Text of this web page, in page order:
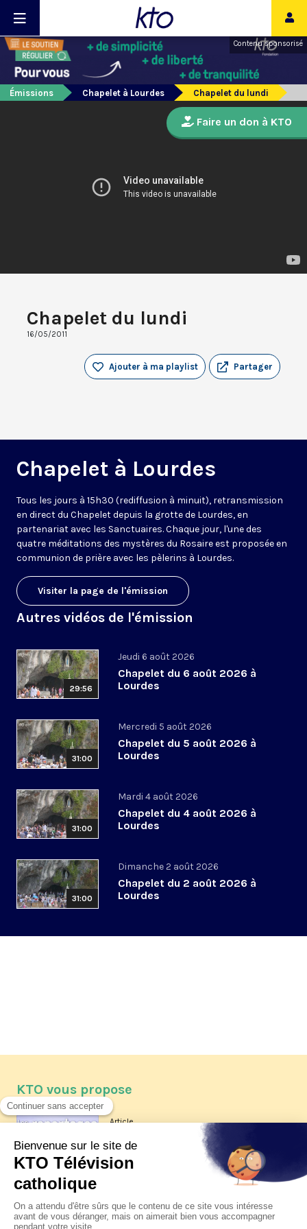
Contenu sponsorisé
Émissions Chapelet à Lourdes Chapelet du lundi
Chapelet du lundi
16/05/2011
Partager
Ajouter à ma playlist
Chapelet à Lourdes
Tous les jours à 15h30 (rediffusion à minuit), retransmission
en direct du Chapelet depuis la grotte de Lourdes, en
partenariat avec les Sanctuaires. Chaque jour, l'une des
quatre méditations des mystères du Rosaire est proposée en
communion de prière avec les pèlerins à Lourdes.
Visiter la page de l'émission
Autres vidéos de l'émission
29:56
Jeudi 6 août 2026
Chapelet du 6 août 2026 à
Lourdes
31:00
Mercredi 5 août 2026
Chapelet du 5 août 2026 à
Lourdes
31:00
Mardi 4 août 2026
Chapelet du 4 août 2026 à
Lourdes
31:00
Dimanche 2 août 2026
Chapelet du 2 août 2026 à
Lourdes
Faire un don à KTO
KTO vous propose
Article
Les reportages d'été 2026 de KTO
La visite pastorale du pape Léon
XIV à Assise à suivre sur KTO le
jeudi 6 août